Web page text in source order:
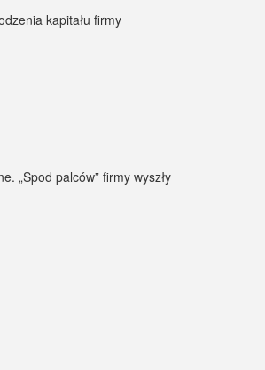
„Spod palców” firmy wyszły